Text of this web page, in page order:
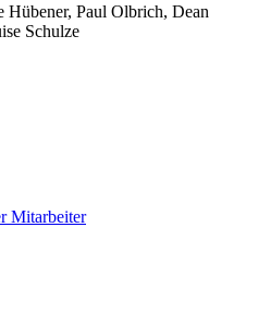
Hübener, Paul Olbrich, Dean
Schulze
Mitarbeiter